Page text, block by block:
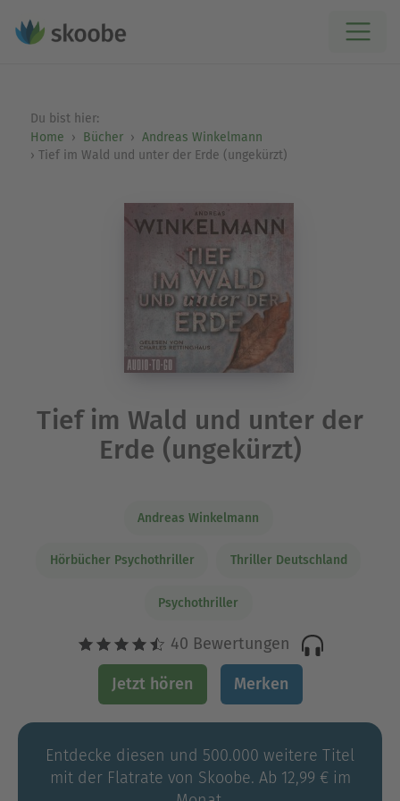
Du bist hier:
Home
Bücher
Andreas Winkelmann
Tief im Wald und unter der Erde (ungekürzt)
Tief im Wald und unter der
Erde (ungekürzt)
Andreas Winkelmann
Hörbücher Psychothriller Thriller Deutschland
Psychothriller
40 Bewertungen
Jetzt hören Merken
Entdecke diesen und 500.000 weitere Titel
mit der Flatrate von Skoobe. Ab 12,99 € im